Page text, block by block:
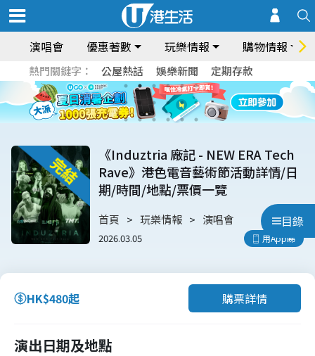
演唱會 優惠著數 玩樂情報 購物情報
熱門關鍵字： 公屋熱話 娛樂新聞 定期存款
目錄
《Induztria 廠記 - NEW ERA Tech
Rave》港色電音藝術節活動詳情/日
期/時間/地點/票價一覽
首頁 玩樂情報 演唱會
2026.03.05 用App睇
HK$480起 購票詳情
演出日期及地點